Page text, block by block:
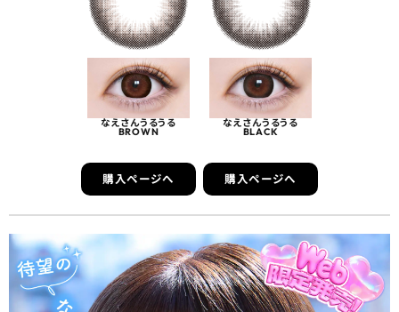
なえさんうるうる
BROWN
購入ページへ
なえさんうるうる
BLACK
購入ページへ